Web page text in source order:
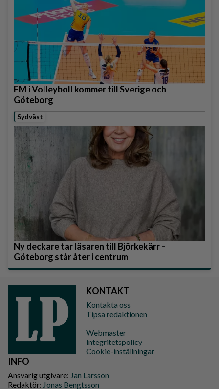
EM i Volleyboll kommer till Sverige och
Göteborg
Sydväst
Ny deckare tar läsaren till Björkekärr –
Göteborg står åter i centrum
KONTAKT
Kontakta oss
Tipsa redaktionen
Webmaster
Integritetspolicy
Cookie-inställningar
INFO
Ansvarig utgivare: Jan Larsson
Redaktör: Jonas Bengtsson